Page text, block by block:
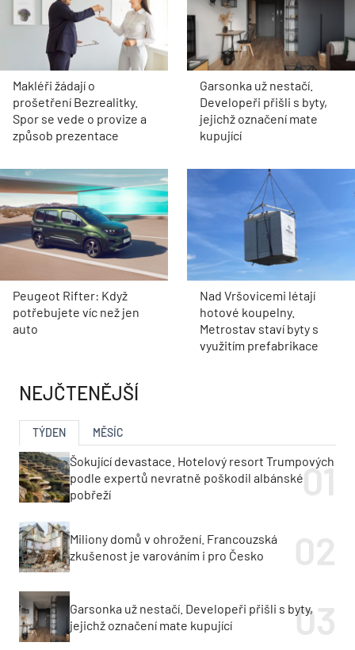
Makléři žádají o
prošetření Bezrealitky.
Spor se vede o provize a
způsob prezentace
Garsonka už nestačí.
Developeři přišli s byty,
jejichž označení mate
kupující
Peugeot Rifter: Když
potřebujete víc než jen
auto
Nad Vršovicemi létají
hotové koupelny.
Metrostav staví byty s
využitím prefabrikace
NEJČTENĚJŠÍ
TÝDEN MĚSÍC
Šokující devastace. Hotelový resort Trumpových
podle expertů nevratně poškodil albánské
pobřeží
Miliony domů v ohrožení. Francouzská
zkušenost je varováním i pro Česko
Garsonka už nestačí. Developeři přišli s byty,
jejichž označení mate kupující